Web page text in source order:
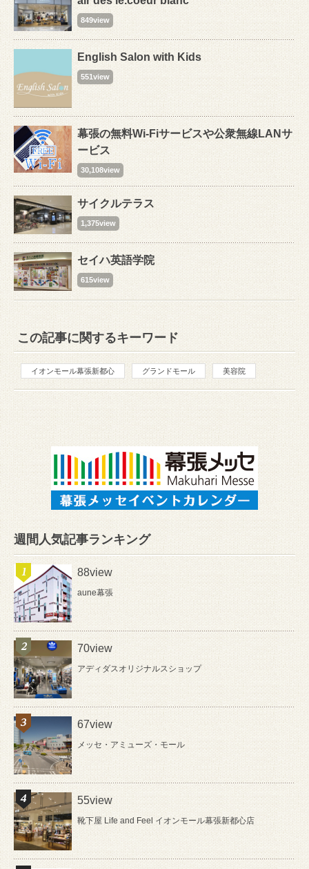
849view
English Salon with Kids
551view
幕張の無料Wi-Fiサービスや公衆無線LANサ
ービス
30,108view
サイクルテラス
1,375view
セイハ英語学院
615view
この記事に関するキーワード
イオンモール幕張新都心 グランドモール 美容院
週間人気記事ランキング
88view
aune幕張
70view
アディダスオリジナルスショップ
67view
メッセ・アミューズ・モール
55view
靴下屋 Life and Feel イオンモール幕張新都心店